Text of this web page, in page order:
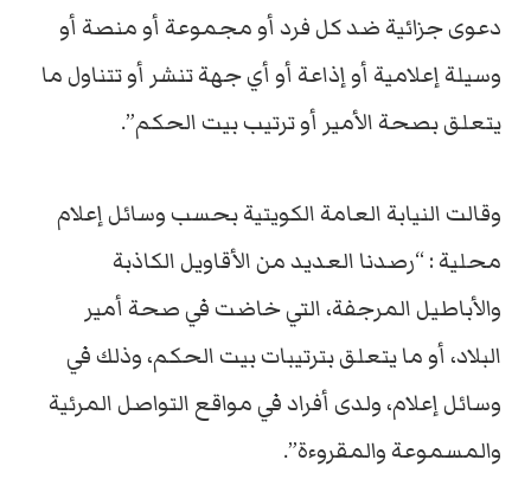
دعوى جزائية ضد كل فرد أو مجموعة أو منصة أو
وسيلة إعلامية أو إذاعة أو أي جهة تنشر أو تتناول ما
يتعلق بصحة الأمير أو ترتيب بيت الحكم”.
وقالت النيابة العامة الكويتية بحسب وسائل إعلام
محلية : “رصدنا العديد من الأقاويل الكاذبة
والأباطيل المرجفة، التي خاضت في صحة أمير
البلاد، أو ما يتعلق بترتيبات بيت الحكم، وذلك في
وسائل إعلام، ولدى أفراد في مواقع التواصل المرئية
والمسموعة والمقروءة”.